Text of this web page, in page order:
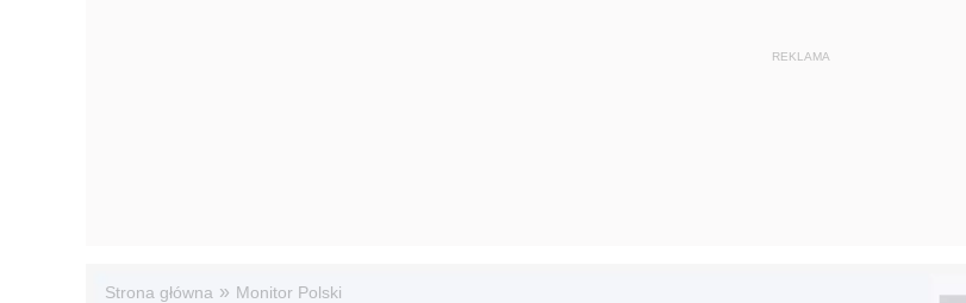
Strona główna » Monitor Polski